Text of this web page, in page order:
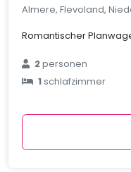
Almere, Flevoland,
Romantischer
2personen
1schlafzimmer